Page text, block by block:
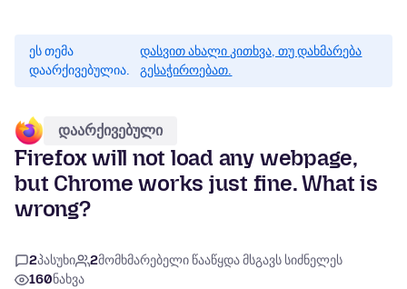
ეს თემა
დაარქივებულია.
დასვით ახალი კითხვა, თუ დახმარება
გესაჭიროებათ.
დაარქივებული
Firefox will not load any webpage,
but Chrome works just fine. What is
wrong?
2პასუხი 2მომხმარებელი წააწყდა მსგავს სიძნელეს
160ნახვა